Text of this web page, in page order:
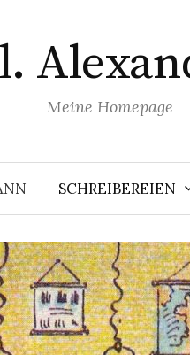
Meine Homepage
SCHREIBEREIEN